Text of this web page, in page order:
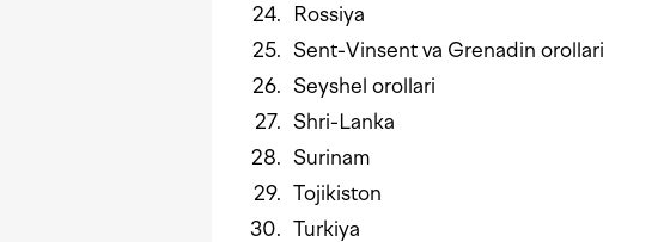
Rossiya
Sent-Vinsent va Grenadin orollari
Seyshel orollari
Shri-Lanka
Surinam
Tojikiston
Turkiya